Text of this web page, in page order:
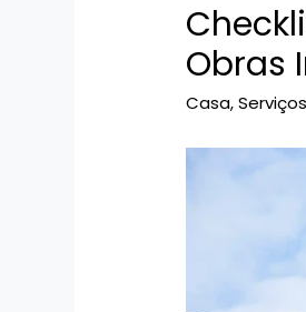
Obras
Casa,Serviços